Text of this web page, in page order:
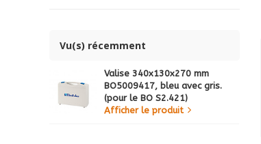
Vu(s) récemment
Valise 340x130x270 mm
BO5009417, bleu avec gris.
(pour le BO S2.421)
Afficher le produit